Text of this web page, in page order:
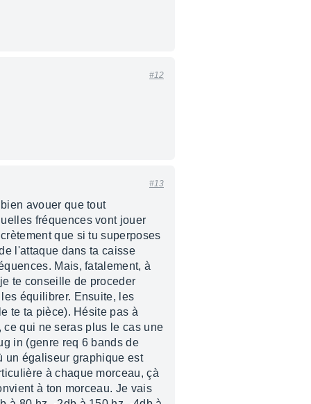
#12
#13
avouer que tout
fréquences vont jouer
que si tu superposes
l'attaque dans ta caisse
Mais, fatalement, à
te conseille de proceder
équilibrer. Ensuite, les
te ta pièce). Hésite pas à
qui ne seras plus le cas une
in (genre req 6 bands de
un égaliseur graphique est
à chaque morceau, çà
à ton morceau. Je vais